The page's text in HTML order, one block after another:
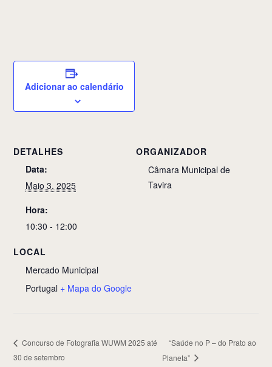
Adicionar ao calendário
DETALHES
Data:
Maio 3, 2025
Hora:
10:30 - 12:00
LOCAL
Mercado Municipal
Portugal + Mapa do Google
ORGANIZADOR
Câmara Municipal de
Tavira
Concurso de Fotografia WUWM 2025 até
30 de setembro
“Saúde no P – do Prato ao
Planeta”